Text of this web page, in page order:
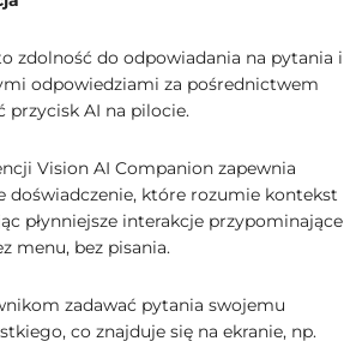
zdolność do odpowiadania na pytania i
odpowiedziami za pośrednictwem
przycisk AI na pilocie.
Vision AI Companion zapewnia
doświadczenie, które rozumie kontekst
płynniejsze interakcje przypominające
menu, bez pisania.
zadawać pytania swojemu
co znajduje się na ekranie, np.